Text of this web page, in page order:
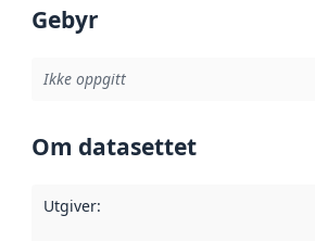
Gebyr
Ikke oppgitt
Om datasettet
Utgiver: